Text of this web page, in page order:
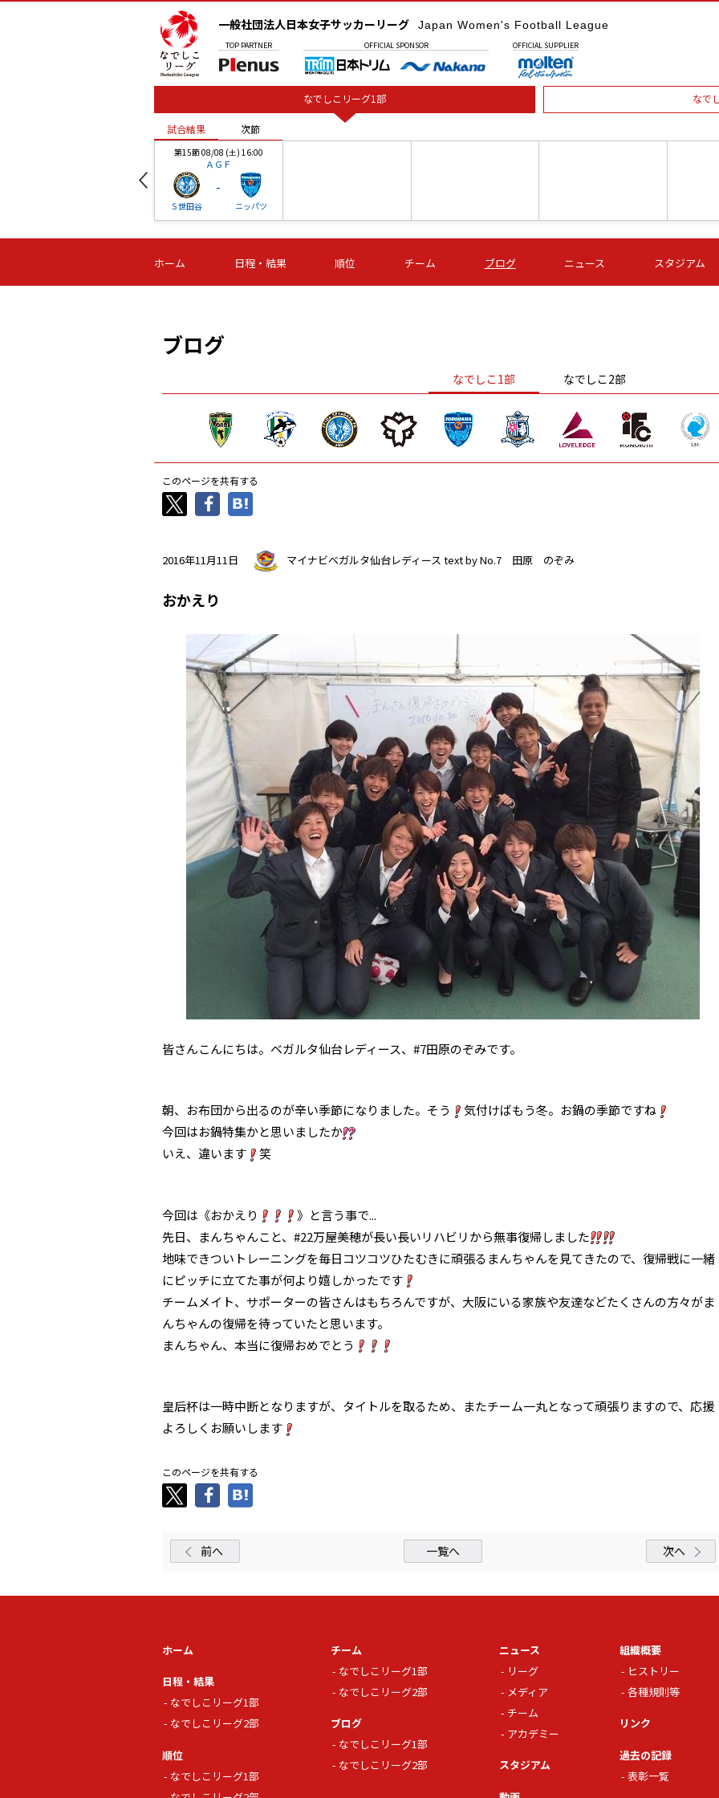
一般社団法人日本女子サッカーリーグ Japan Women's Football League
TOP PARTNER OFFICIAL SPONSOR OFFICIAL SUPPLIER
なでしこリーグ1部 なで
試合結果 次節
第15節 08/08 (土) 16:00
ＡＧＦ
Ｓ世田谷
-
ニッパツ
-
第16節 09/05 (土) 15:00
ニッパツ
-
第16節 09/05 (土) 15:00
石人の星
-
第16節 09/05 (土) 16:00
ＡＧＦ
-
いちご
-
第16
試合結果 次節
ホーム 日程・結果 順位 チーム ブログ ニュース スタジアム
ブログ
なでしこ1部 なでしこ2部
このページを共有する
2016年11月11日 マイナビベガルタ仙台レディース text by No.7 田原 のぞみ
おかえり
皆さんこんにちは。ベガルタ仙台レディース、#7田原のぞみです。
朝、お布団から出るのが辛い季節になりました。そう
気付けばもう冬。お鍋の季節ですね
今回はお鍋特集かと思いましたか
いえ、違います
笑
今回は《おかえり
》と言う事で...
先日、まんちゃんこと、#22万屋美穂が長い長いリハビリから無事復帰しました
地味できついトレーニングを毎日コツコツひたむきに頑張るまんちゃんを見てきたので、復帰戦に一緒
にピッチに立てた事が何より嬉しかったです
チームメイト、サポーターの皆さんはもちろんですが、大阪にいる家族や友達などたくさんの方々がま
んちゃんの復帰を待っていたと思います。
まんちゃん、本当に復帰おめでとう
皇后杯は一時中断となりますが、タイトルを取るため、またチーム一丸となって頑張りますので、応援
よろしくお願いします
このページを共有する
前へ 一覧へ 次へ
ホーム
日程・結果
なでしこリーグ1部
なでしこリーグ2部
順位
なでしこリーグ1部
チーム
なでしこリーグ1部
なでしこリーグ2部
ブログ
なでしこリーグ1部
なでしこリーグ2部
ニュース
リーグ
メディア
チーム
アカデミー
スタジアム
組織概要
ヒストリー
各種規則等
リンク
過去の記録
表彰一覧